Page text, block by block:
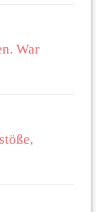
War